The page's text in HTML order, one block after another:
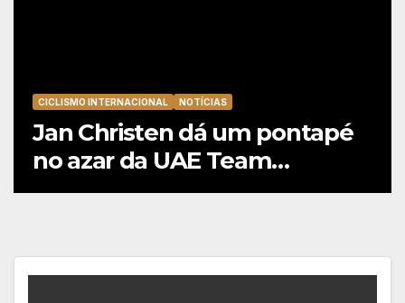
CICLISMO INTERNACIONAL NOTÍCIAS
Jan Christen dá um pontapé
no azar da UAE Team
Emirates e vence na Volta a